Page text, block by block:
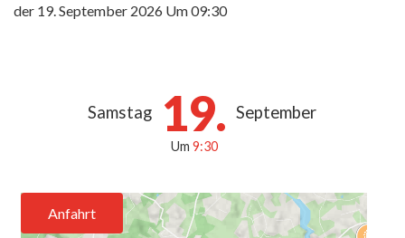
der 19. September 2026 Um 09:30
Samstag 19. September
Um 9:30
Anfahrt